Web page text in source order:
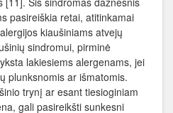
pasireiškia retai, atitinkamai
kiaušiniams atvejų
sindromui, pirminė
lakiesiems alergenams, jei
plunksnomis ar išmatomis.
trynį ar esant tiesioginiam
gali pasireikšti sunkesni